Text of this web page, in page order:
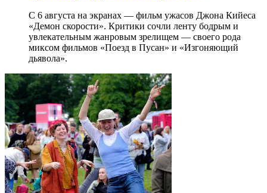
С 6 августа на экранах — фильм ужасов Джона Кийеса
«Демон скорости». Критики сочли ленту бодрым и
увлекательным жанровым зрелищeм — своего рода
миксом фильмов «Поезд в Пусан» и «Изгоняющий
дьявола».